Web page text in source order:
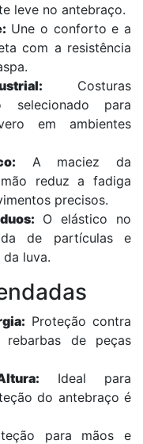
leve no antebraço.
Une o conforto e a
com a resistência
Costuras
selecionado para
em ambientes
A maciez da
reduz a fadiga
precisos.
O elástico no
de partículas e
luva.
Proteção contra
de peças
Ideal para
do antebraço é
para mãos e